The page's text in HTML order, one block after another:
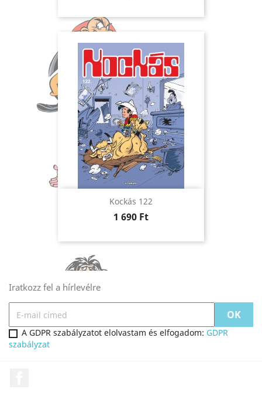
Kockás 122
Ár
1 690 Ft
Iratkozz fel a hírlevélre
A GDPR szabályzatot elolvastam és elfogadom: GDPR
szabályzat